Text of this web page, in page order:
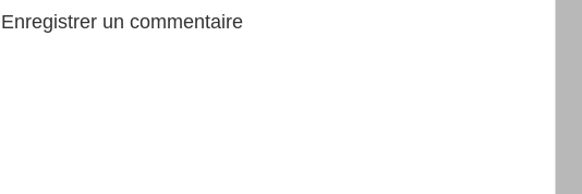
Enregistrer un commentaire